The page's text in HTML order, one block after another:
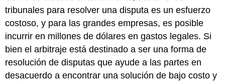
tribunales para resolver una disputa es un esfuerzo
costoso, y para las grandes empresas, es posible
incurrir en millones de dólares en gastos legales. Si
bien el arbitraje está destinado a ser una forma de
resolución de disputas que ayude a las partes en
desacuerdo a encontrar una solución de bajo costo y